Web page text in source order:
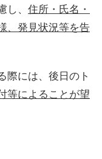
、 住所・氏名・
、発見状況等を告
際には、後日のト
等によることが望